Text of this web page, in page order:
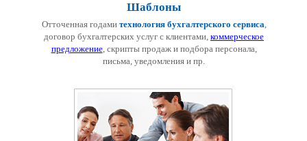
Шаблоны
Отточенная годами технология бухгалтерского сервиса,
договор бухгалтерских услуг с клиентами, коммерческое
предложение, скрипты продаж и подбора персонала,
письма, уведомления и пр.